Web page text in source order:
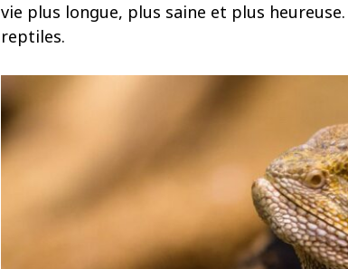
vie plus longue, plus saine et plus
reptiles.